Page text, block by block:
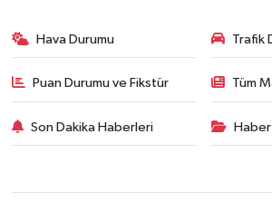
Hava Durumu Trafik
Puan Durumu ve Fikstür Tüm
Son Dakika Haberleri